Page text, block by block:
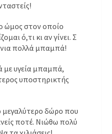
ώμος στον οποίο
ό,τι κι αν γίνει. Σ
πολλά μπαμπά!
με υγεία μπαμπά,
υποστηρικτής
μεγαλύτερο δώρο που
ποτέ. Νιώθω πολύ